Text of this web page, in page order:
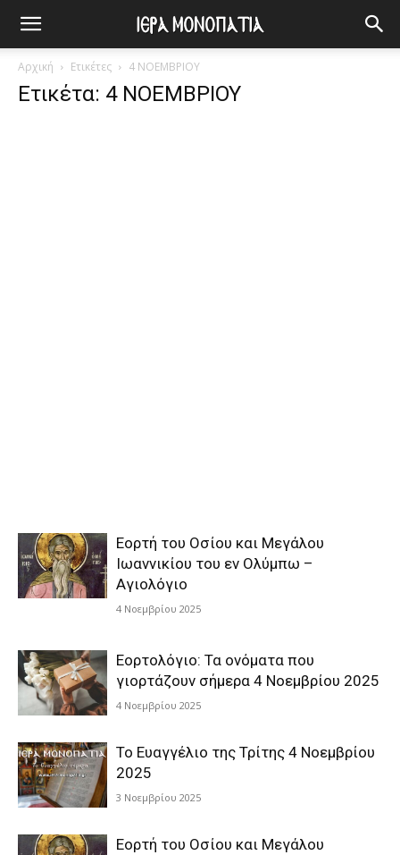
Αρχική Ετικέτες 4 ΝΟΕΜΒΡΙΟΥ
Ετικέτα: 4 ΝΟΕΜΒΡΙΟΥ
Εορτή του Οσίου και Μεγάλου
Ιωαννικίου του εν Ολύμπω –
Αγιολόγιο
4 Νοεμβρίου 2025
Εορτολόγιο: Τα ονόματα που
γιορτάζουν σήμερα 4 Νοεμβρίου 2025
4 Νοεμβρίου 2025
Το Ευαγγέλιο της Τρίτης 4 Νοεμβρίου
2025
3 Νοεμβρίου 2025
Εορτή του Οσίου και Μεγάλου